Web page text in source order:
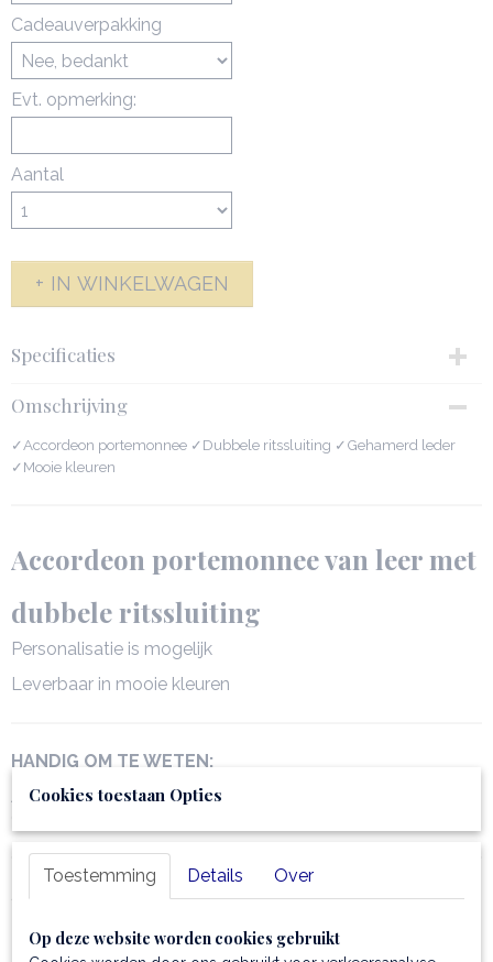
Cadeauverpakking
Evt. opmerking:
Aantal
IN WINKELWAGEN
Specificaties
Productcode
142331-5138
Netto gewicht
0,30 Kg
Omschrijving
✓Accordeon portemonnee ✓Dubbele ritssluiting ✓Gehamerd leder
✓Mooie kleuren
Accordeon portemonnee van leer met
dubbele ritssluiting
Personalisatie is mogelijk
Leverbaar in mooie kleuren
HANDIG OM TE WETEN:
Afmetingen: 19.00 x 10.30 x 4.50 cm
Samenstelling
italiaans gehamerd leder
Cookies toestaan Opties
Toestemming Details Over
Op deze website worden cookies gebruikt